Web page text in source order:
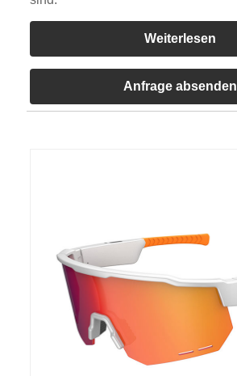
Weiterlesen
Anfrage absenden